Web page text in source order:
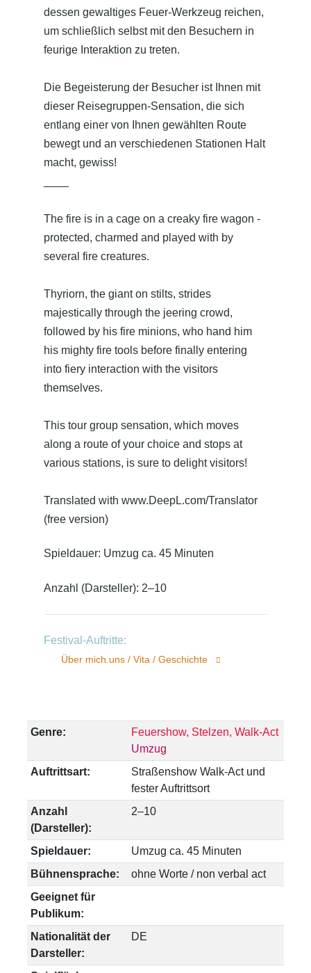
dessen gewaltiges Feuer‐Werkzeug reichen,
um schließlich selbst mit den Besuchern in
feurige Interaktion zu treten.
Die Begeisterung der Besucher ist Ihnen mit
dieser Reisegruppen-Sensation, die sich
entlang einer von Ihnen gewählten Route
bewegt und an verschiedenen Stationen Halt
macht, gewiss!
The fire is in a cage on a creaky fire wagon -
protected, charmed and played with by
several fire creatures.
Thyriorn, the giant on stilts, strides
majestically through the jeering crowd,
followed by his fire minions, who hand him
his mighty fire tools before finally entering
into fiery interaction with the visitors
themselves.
This tour group sensation, which moves
along a route of your choice and stops at
various stations, is sure to delight visitors!
Translated with www.DeepL.com/Translator
(free version)
Spieldauer: Umzug ca. 45 Minuten
Anzahl (Darsteller): 2–10
Festival-Auftritte:
Über mich.uns / Vita / Geschichte
Genre:
Feuershow, Stelzen, Walk-Act
Umzug
Auftrittsart:
Straßenshow Walk-Act und
fester Auftrittsort
Anzahl
(Darsteller):
2–10
Spieldauer:
Umzug ca. 45 Minuten
Bühnensprache:
ohne Worte / non verbal act
Geeignet für
Publikum:
Nationalität der
Darsteller:
DE